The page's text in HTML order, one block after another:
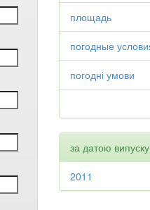
площадь
погодные
погодні умови
за датою випуску
2011